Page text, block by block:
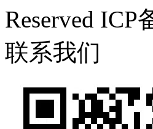
Reserved ICP
联系我们